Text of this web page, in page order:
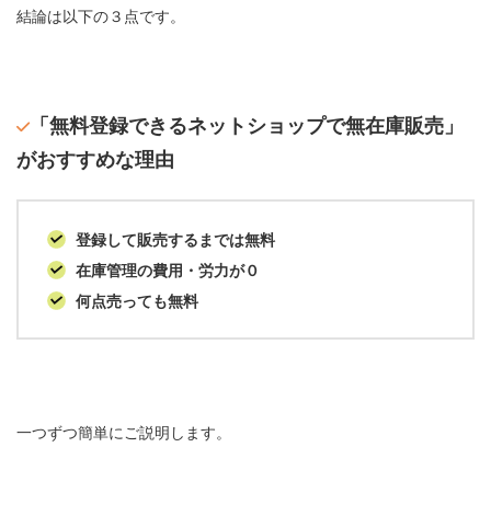
結論は以下の３点です。
「無料登録できるネットショップで無在庫販売」
がおすすめな理由
登録して販売するまでは無料
在庫管理の費用・労力が０
何点売っても無料
一つずつ簡単にご説明します。